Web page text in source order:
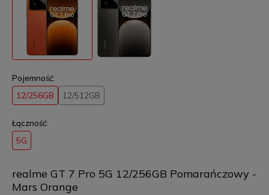
realme GT 7 Pro 5G 12/256GB Pomarańczowy -
Mars Orange
Pojemność:
12/256GB 12/512GB
Łączność:
5G